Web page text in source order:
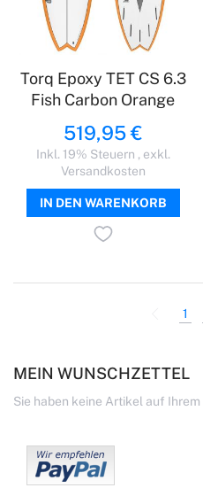
MEIN WUNSCHZETTEL
Sie haben keine Artikel auf
Torq Epoxy TET CS 6.3
Fish Carbon Orange
519,95 €
Inkl. 19% Steuern , exkl.
Versandkosten
IN DEN WARENKORB
Seite
Zurück
Sie
1